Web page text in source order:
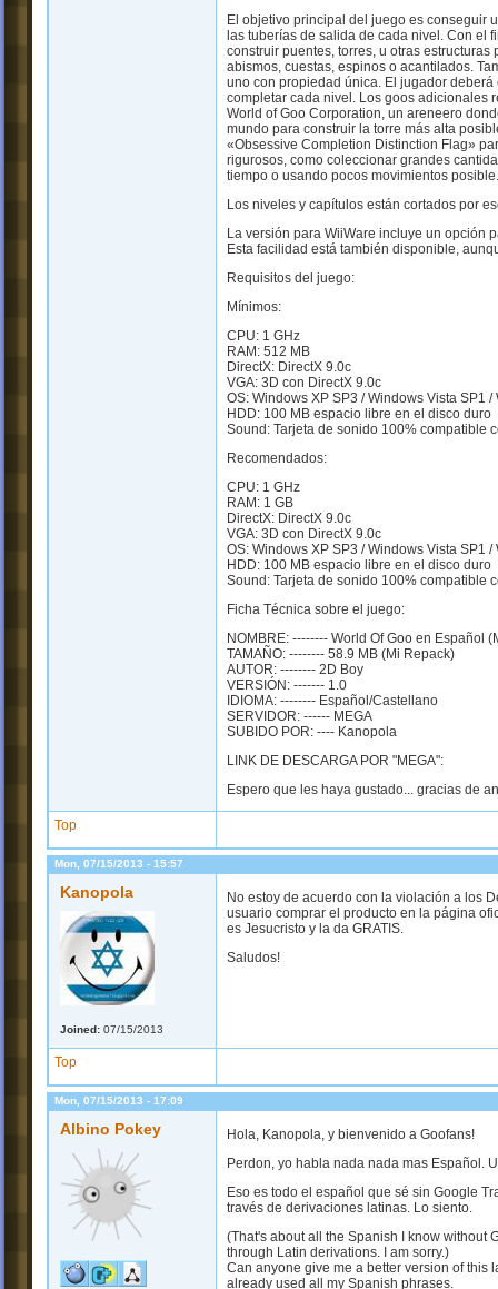
El objetivo principal del juego es conseguir
las tuberías de salida de cada nivel. Con el
construir puentes, torres, u otras
abismos, cuestas, espinos o acantilados.
uno con propiedad única. El jugador
completar cada nivel. Los goos adicionales
World of Goo Corporation, un areneero
mundo para construir la torre más alta
«Obsessive Completion Distinction Flag»
rigurosos, como coleccionar grandes
tiempo o usando pocos movimientos posible.
Los niveles y capítulos están cortados por
La versión para WiiWare incluye un opción
Esta facilidad está también disponible,
Requisitos del juego:
Mínimos:
CPU: 1 GHz
RAM: 512 MB
DirectX: DirectX 9.0c
VGA: 3D con DirectX 9.0c
OS: Windows XP SP3 / Windows Vista SP1 /
HDD: 100 MB espacio libre en el disco duro
Sound: Tarjeta de sonido 100% compatible
Recomendados:
CPU: 1 GHz
RAM: 1 GB
DirectX: DirectX 9.0c
VGA: 3D con DirectX 9.0c
OS: Windows XP SP3 / Windows Vista SP1 /
HDD: 100 MB espacio libre en el disco duro
Sound: Tarjeta de sonido 100% compatible
Ficha Técnica sobre el juego:
NOMBRE: -------- World Of Goo en Español
TAMAÑO: -------- 58.9 MB (Mi Repack)
AUTOR: -------- 2D Boy
VERSIÓN: ------- 1.0
IDIOMA: -------- Español/Castellano
SERVIDOR: ------ MEGA
SUBIDO POR: ---- Kanopola
LINK DE DESCARGA POR "MEGA":
Espero que les haya gustado... gracias de
Top
Mon, 07/15/2013 - 15:57
Kanopola
Joined: 07/15/2013
No estoy de acuerdo con la violación a los
usuario comprar el producto en la página
es Jesucristo y la da GRATIS.
Saludos!
Top
Mon, 07/15/2013 - 17:09
Albino Pokey
Hola, Kanopola, y bienvenido a Goofans!
Perdon, yo habla nada nada mas Español.
Eso es todo el español que sé sin Google
través de derivaciones latinas. Lo siento.
(That's about all the Spanish I know without
through Latin derivations. I am sorry.)
Can anyone give me a better version of this
already used all my Spanish phrases.